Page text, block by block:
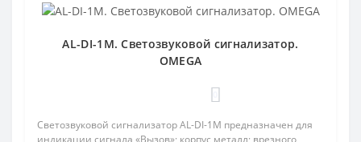
AL-DI-1M. Светозвуковой сигнализатор.
OMEGA
Светозвуковой сигнализатор AL-DI-1М предназначен для
индикации сигнала «Вызов»; корпус металл; врезного